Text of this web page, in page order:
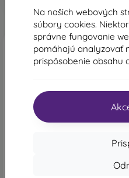
Na našich webových
súbory cookies.
správne fungovanie
pomáhajú analyzovať
prispôsobenie obsahu